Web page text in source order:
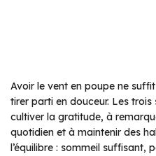
Avoir le vent en poupe ne
tirer parti en douceur. Les
cultiver la gratitude, à
quotidien et à maintenir des
l’équilibre : sommeil suffisant,